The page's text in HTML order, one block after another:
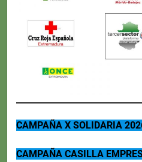
CAMPAÑA X SOLIDARIA
CAMPAÑA CASILLA